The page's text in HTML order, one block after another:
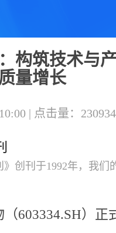
构筑技术与
量增长
| 点击量：
》创刊于1992年，我们
长。603334.SH）正